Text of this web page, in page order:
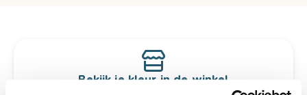
Bekijk je kleur in de winkel